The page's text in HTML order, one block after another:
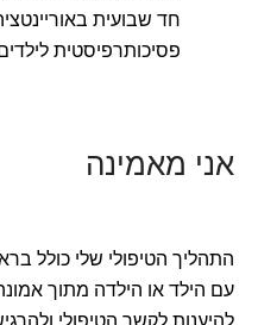
חד שבועית
פסיכותרפיסטית
אני מאמינה
התהליך הטיפולי שלי כולל
עם הילד או הילדה מתוך
להיענות לקשר הטיפולי